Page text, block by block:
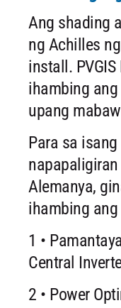
Ang shading
ng Achilles
install.
ihambing
upang
Para sa
Alemanya,
ihambing
1 •
Central
2 • Power